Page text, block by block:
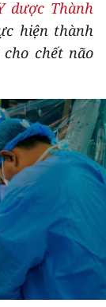
dược Thành
hiện thành
chết não